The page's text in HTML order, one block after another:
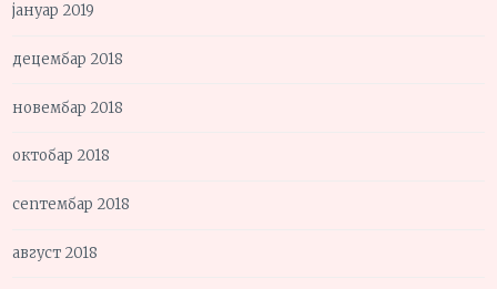
јануар 2019
децембар 2018
новембар 2018
октобар 2018
септембар 2018
август 2018